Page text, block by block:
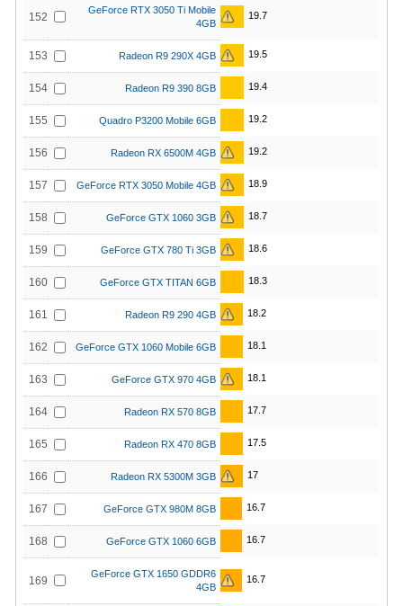
152
GeForce RTX 3050 Ti Mobile
4GB
19.7
153 Radeon R9 290X 4GB 19.5
154 Radeon R9 390 8GB 19.4
155 Quadro P3200 Mobile 6GB 19.2
156 Radeon RX 6500M 4GB 19.2
157 GeForce RTX 3050 Mobile 4GB 18.9
158 GeForce GTX 1060 3GB 18.7
159 GeForce GTX 780 Ti 3GB 18.6
160 GeForce GTX TITAN 6GB 18.3
161 Radeon R9 290 4GB 18.2
162 GeForce GTX 1060 Mobile 6GB 18.1
163 GeForce GTX 970 4GB 18.1
164 Radeon RX 570 8GB 17.7
165 Radeon RX 470 8GB 17.5
166 Radeon RX 5300M 3GB 17
167 GeForce GTX 980M 8GB 16.7
168 GeForce GTX 1060 6GB 16.7
169
GeForce GTX 1650 GDDR6
4GB
16.7